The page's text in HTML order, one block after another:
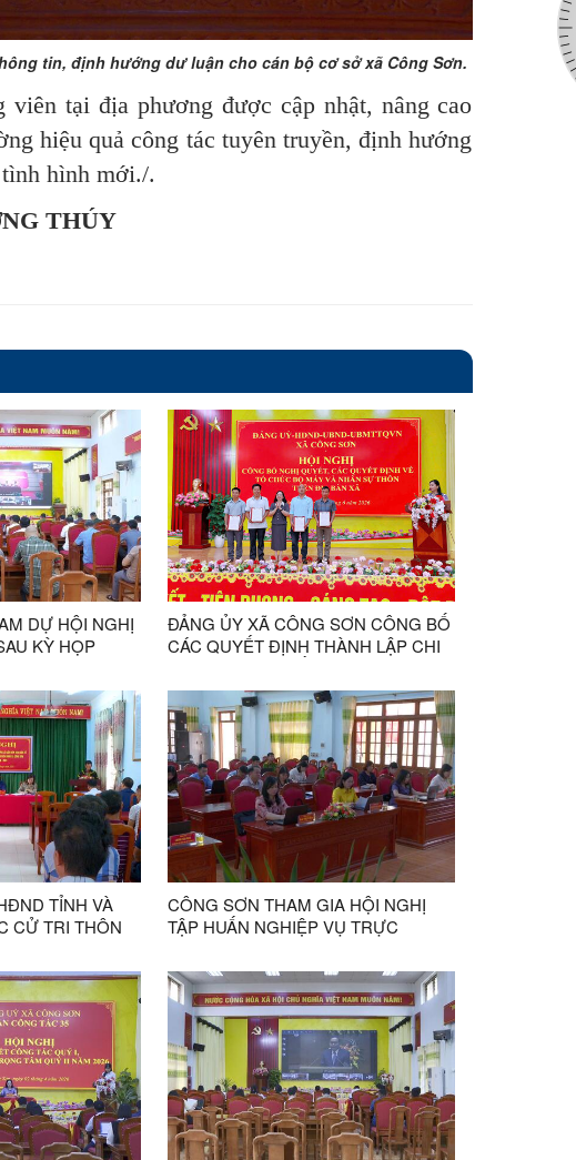
tin, định hướng dư luận cho cán bộ cơ sở xã Công Sơn.​​​​​​​
tại địa phương được cập nhật, nâng cao
hiệu quả công tác tuyên truyền, định hướng
hình mới./.
THÚY
DỰ HỘI NGHỊ
KỲ HỌP
TUYẾN
ĐẢNG ỦY XÃ CÔNG SƠN CÔNG BỐ
CÁC QUYẾT ĐỊNH THÀNH LẬP CHI
HÀNH CHÍNH
TỈNH VÀ
CỬ TRI THÔN
CÔNG SƠN THAM GIA HỘI NGHỊ
TẬP HUẤN NGHIỆP VỤ TRỰC
VÀ BẢO VỆ NỀN TẢNG TƯ TƯỞNG
CỦA ĐẢNG TRONG TÌNH HÌNH MỚI